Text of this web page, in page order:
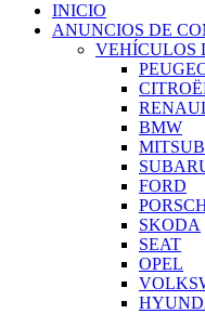
INICIO
ANUNCIOS DE
VEHÍCULOS
BMW
FORD
SKODA
SEAT
OPEL